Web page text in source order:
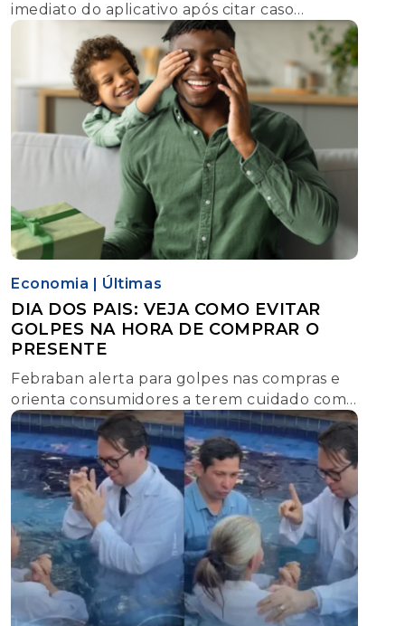
imediato do aplicativo após citar caso
envolvendo adolescente; Advocacia-Geral da
União vai à Justiça para pedir
responsabilização da empresa
Economia Últimas
DIA DOS PAIS: VEJA COMO EVITAR
GOLPES NA HORA DE COMPRAR O
PRESENTE
Febraban alerta para golpes nas compras e
orienta consumidores a terem cuidado com
sites, Pix e cartões